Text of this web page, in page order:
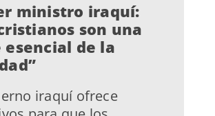
ministro iraquí:
son una
de la
iraquí ofrece